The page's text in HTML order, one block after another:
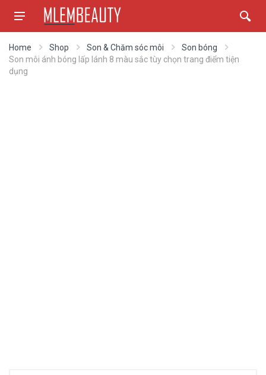
Home Shop Son & Chăm sóc môi
Son bóng
Son môi ánh bóng lấp lánh 8 màu sắc tùy chọn trang điểm tiện
dụng